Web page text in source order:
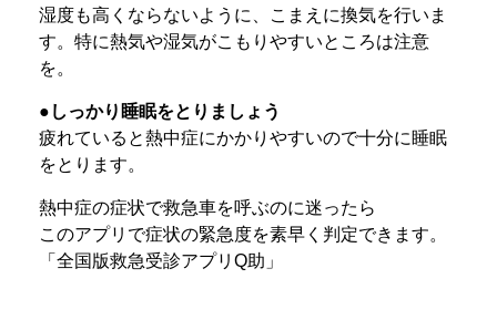
湿度も高くならないように、こまえに換気を行いま
す。特に熱気や湿気がこもりやすいところは注意
を。
●しっかり睡眠をとりましょう
疲れていると熱中症にかかりやすいので十分に睡眠
をとります。
熱中症の症状で救急車を呼ぶのに迷ったら
このアプリで症状の緊急度を素早く判定できます。
「全国版救急受診アプリQ助」